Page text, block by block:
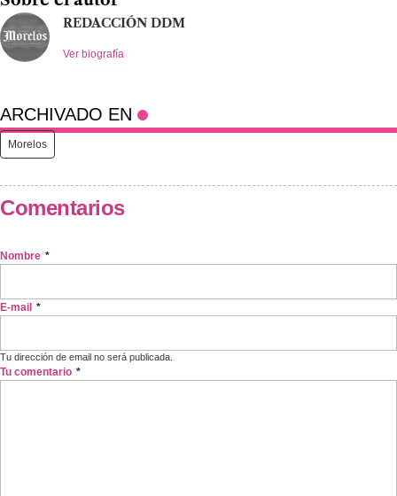
REDACCIÓN DDM
Ver biografía
ARCHIVADO EN
Morelos
Comentarios
Nombre *
E-mail *
Tu dirección de email no será publicada.
Tu comentario *